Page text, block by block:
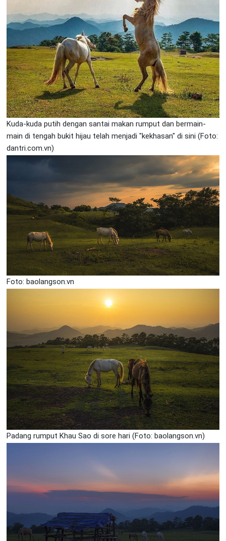
Kuda-kuda putih dengan santai makan rumput dan bermain-
main di tengah bukit hijau telah menjadi "kekhasan" di sini (Foto:
dantri.com.vn)
Foto: baolangson.vn
Padang rumput Khau Sao di sore hari (Foto: baolangson.vn)